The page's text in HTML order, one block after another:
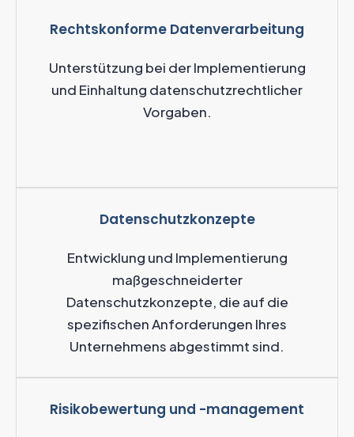
Rechtskonforme Datenverarbeitung
Unterstützung bei der Implementierung
und Einhaltung datenschutzrechtlicher
Vorgaben.
Datenschutzkonzepte
Entwicklung und Implementierung
maßgeschneiderter
Datenschutzkonzepte, die auf die
spezifischen Anforderungen Ihres
Unternehmens abgestimmt sind.
Risikobewertung und -management